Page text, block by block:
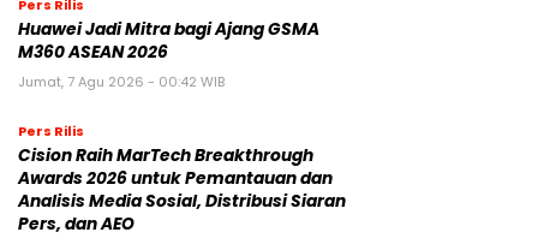
Pers Rilis
Huawei Jadi Mitra bagi Ajang GSMA
M360 ASEAN 2026
Jumat, 7 Agu 2026 - 00:42 WIB
Pers Rilis
Cision Raih MarTech Breakthrough
Awards 2026 untuk Pemantauan dan
Analisis Media Sosial, Distribusi Siaran
Pers, dan AEO